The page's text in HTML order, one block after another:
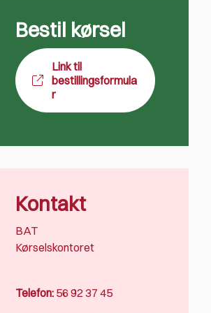
Bestil kørsel
Link til
bestillingsformula
r
Kontakt
BAT
Kørselskontoret
Telefon: 56 92 37 45